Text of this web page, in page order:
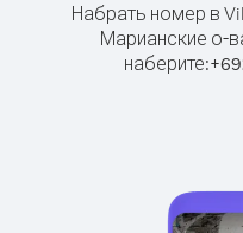
Набрать номер в
Марианские о-
наберите:+